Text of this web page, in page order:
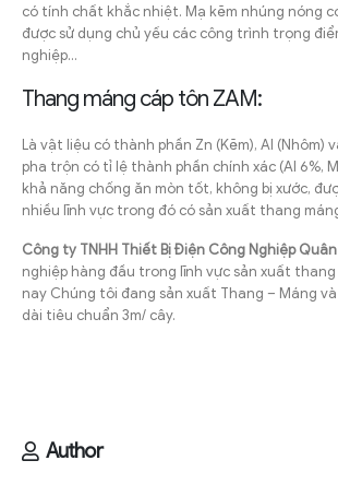
có tính chất khắc nhiệt. Mạ kẽm nhúng nóng
được sử dụng chủ yếu các công trình trọng
nghiệp…
Thang máng cáp tôn ZAM:
Là vật liệu có thành phần Zn (Kẽm), Al (Nhôm)
pha trộn có tỉ lệ thành phần chính xác (Al 6%,
khả năng chống ăn mòn tốt, không bị xước,
nhiều lĩnh vực trong đó có sản xuất thang
Công ty TNHH Thiết Bị Điện Công Nghiệp
nghiệp hàng đầu trong lĩnh vực sản xuất thang
nay Chúng tôi đang sản xuất Thang – Máng
dài tiêu chuẩn 3m/ cây.
Author